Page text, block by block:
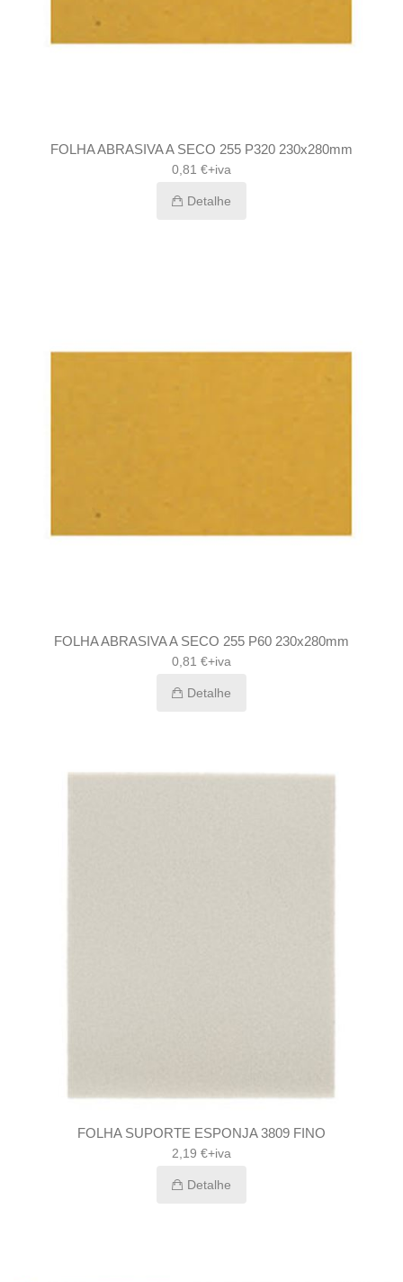
FOLHA ABRASIVA A SECO 255 P320 230x280mm
0,81 €+iva
Detalhe
FOLHA ABRASIVA A SECO 255 P60 230x280mm
0,81 €+iva
Detalhe
FOLHA SUPORTE ESPONJA 3809 FINO
2,19 €+iva
Detalhe